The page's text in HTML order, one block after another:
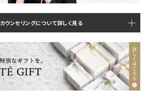
カウンセリングについて詳しく見る